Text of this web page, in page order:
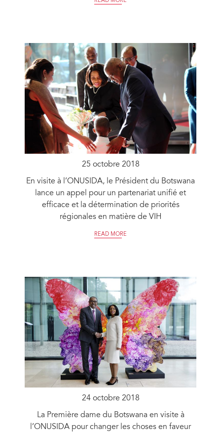
25 octobre 2018
En visite à l’ONUSIDA, le Président du Botswana
lance un appel pour un partenariat unifié et
efficace et la détermination de priorités
régionales en matière de VIH
READ MORE
24 octobre 2018
La Première dame du Botswana en visite à
l’ONUSIDA pour changer les choses en faveur